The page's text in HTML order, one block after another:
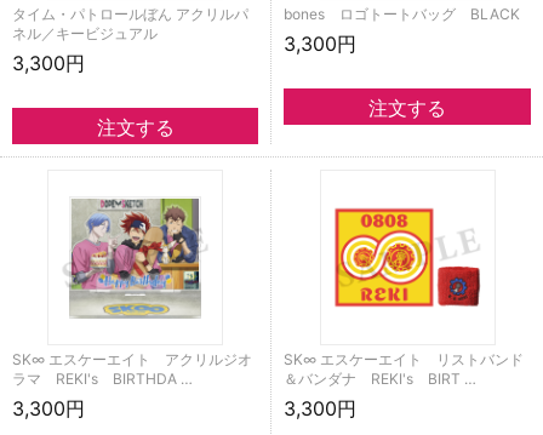
タイム・パトロールぼん アクリルパ
ネル／キービジュアル
3,300円
bones ロゴトートバッグ BLACK
3,300円
SK∞ エスケーエイト アクリルジオ
ラマ REKI's BIRTHDA …
3,300円
SK∞ エスケーエイト リストバンド
＆バンダナ REKI's BIRT …
3,300円